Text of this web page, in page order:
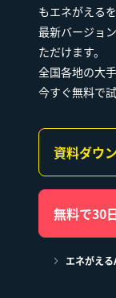
もエネがえるを
最新バージョ
ただけます。
全国各地の大
今すぐ無料で
資料ダウ
無料で30
エネがえ